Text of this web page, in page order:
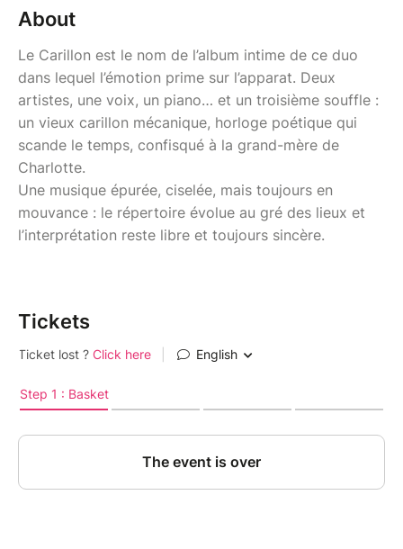
About
Le Carillon est le nom de l’album intime de ce duo
dans lequel l’émotion prime sur l’apparat. Deux
artistes, une voix, un piano… et un troisième souffle :
un vieux carillon mécanique, horloge poétique qui
scande le temps, confisqué à la grand-mère de
Charlotte.
Une musique épurée, ciselée, mais toujours en
mouvance : le répertoire évolue au gré des lieux et
l’interprétation reste libre et toujours sincère.
Tickets